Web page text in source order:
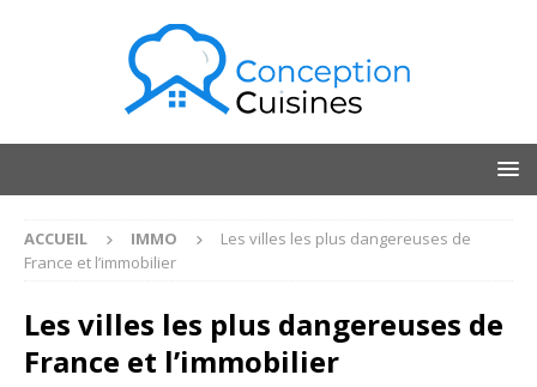
ACCUEIL IMMO
Les villes les plus dangereuses de
France et l’immobilier
Les villes les plus dangereuses de
France et l’immobilier